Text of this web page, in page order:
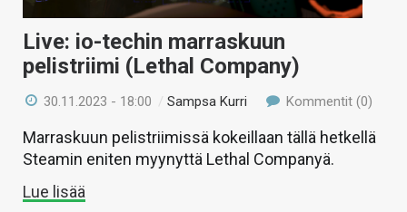
HAKU
Live: io-techin marraskuun
pelistriimi (Lethal Company)
30.11.2023 - 18:00 /Sampsa Kurri Kommentit (0)
Marraskuun pelistriimissä kokeillaan tällä hetkellä
Steamin eniten myynyttä Lethal Companyä.
Lue lisää